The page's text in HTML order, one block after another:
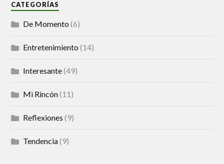
CATEGORÍAS
De Momento (6)
Entretenimiento (14)
Interesante(49)
Mi Rincón(11)
Reflexiones (9)
Tendencia(9)